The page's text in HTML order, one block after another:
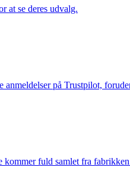
at se deres udvalg.
på Trustpilot,
kommer fuld samlet fra